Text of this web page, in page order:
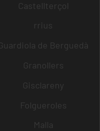
Castellterçol
rrius
Guardiola de Berguedà
Granollers
Gisclareny
Folgueroles
Malla